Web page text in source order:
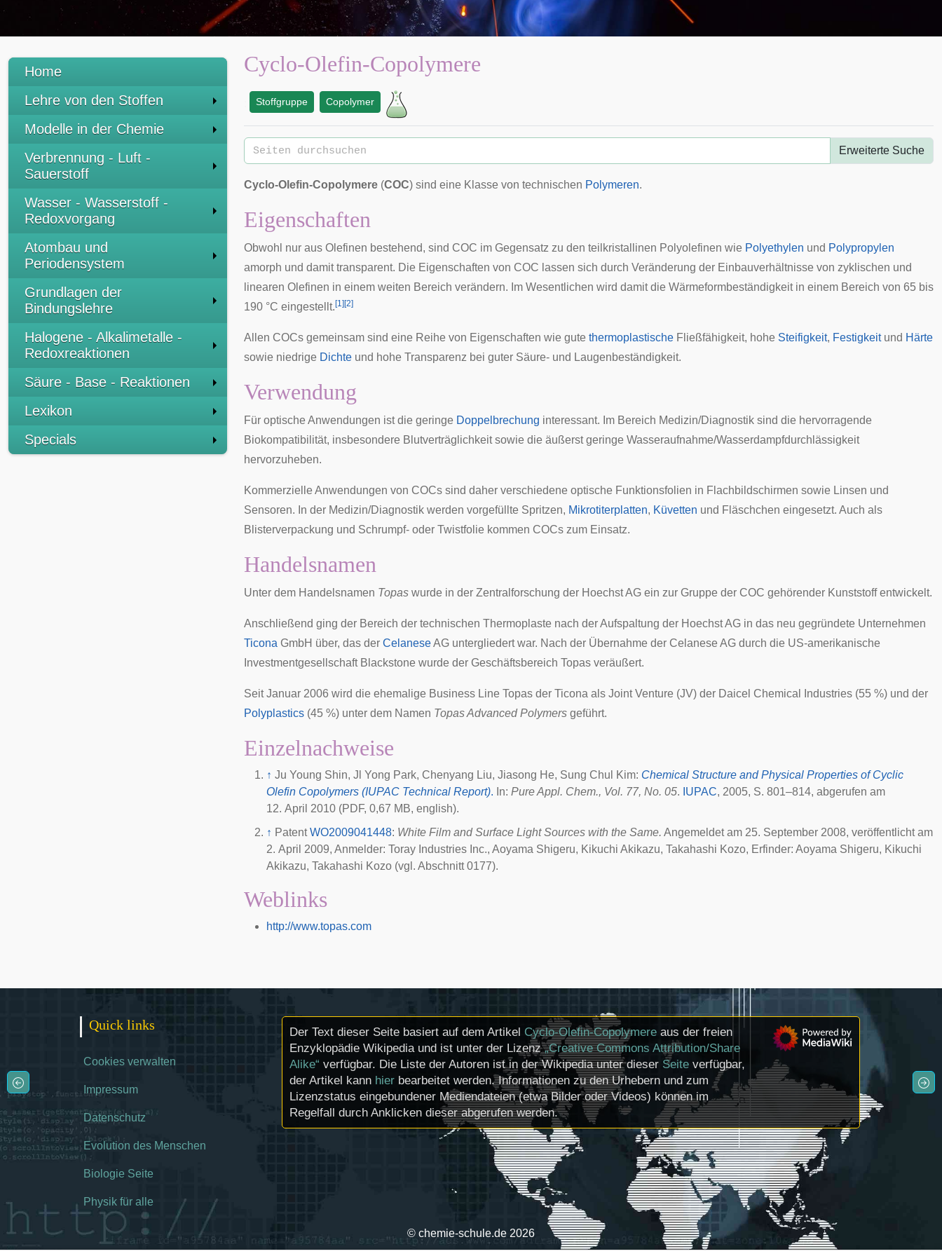
Home
Lehre von den Stoffen
Modelle in der Chemie
Verbrennung - Luft -
Sauerstoff
Wasser - Wasserstoff -
Redoxvorgang
Atombau und
Periodensystem
Grundlagen der
Bindungslehre
Halogene - Alkalimetalle -
Redoxreaktionen
Säure - Base - Reaktionen
Lexikon
Specials
Cyclo-Olefin-Copolymere
Stoffgruppe Copolymer
Erweiterte Suche
Cyclo-Olefin-Copolymere (COC) sind eine Klasse von technischen Polymeren.
Eigenschaften
Obwohl nur aus Olefinen bestehend, sind COC im Gegensatz zu den teilkristallinen Polyolefinen wie Polyethylen und Polypropylen
amorph und damit transparent. Die Eigenschaften von COC lassen sich durch Veränderung der Einbauverhältnisse von zyklischen und
linearen Olefinen in einem weiten Bereich verändern. Im Wesentlichen wird damit die Wärmeformbeständigkeit in einem Bereich von 65 bis
190 °C eingestellt. [1] [2]
Allen COCs gemeinsam sind eine Reihe von Eigenschaften wie gute thermoplastische Fließfähigkeit, hohe Steifigkeit, Festigkeitund Härte
sowie niedrige Dichte und hohe Transparenz bei guter Säure- und Laugenbeständigkeit.
Verwendung
Für optische Anwendungen ist die geringe Doppelbrechung interessant. Im Bereich Medizin/Diagnostik sind die hervorragende
Biokompatibilität, insbesondere Blutverträglichkeitsowie die äußerst geringe Wasseraufnahme/Wasserdampfdurchlässigkeit
hervorzuheben.
Kommerzielle Anwendungen von COCs sind daher verschiedene optische Funktionsfolien in Flachbildschirmen sowie Linsen und
Sensoren. In der Medizin/Diagnostik werden vorgefüllte Spritzen, Mikrotiterplatten, Küvetten und Fläschchen eingesetzt. Auch als
Blisterverpackung und Schrumpf- oder Twistfolie kommen COCs zum Einsatz.
Handelsnamen
Unter dem Handelsnamen Topas wurde in der Zentralforschung der Hoechst AG ein zur Gruppe der COC gehörender Kunststoff entwickelt.
Anschließend ging der Bereich der technischen Thermoplaste nach der Aufspaltung der Hoechst AG in das neu gegründete Unternehmen
Ticona GmbH über, das der CelaneseAG untergliedert war. Nach der Übernahme der Celanese AG durch die US-amerikanische
Investmentgesellschaft Blackstone wurde der Geschäftsbereich Topas veräußert.
Seit Januar 2006 wird die ehemalige Business Line Topas der Ticona als Joint Venture (JV) der Daicel Chemical Industries (55 %) und der
Polyplastics (45 %) unter dem Namen Topas Advanced Polymers geführt.
Einzelnachweise
↑ Ju Young Shin, Jl Yong Park, Chenyang Liu, Jiasong He, Sung Chul Kim: Chemical Structure and Physical Properties of Cyclic
Olefin Copolymers (IUPAC Technical Report). In: Pure Appl. Chem., Vol. 77, No. 05. IUPAC, 2005, S. 801–814, abgerufen am
12. April 2010 (PDF, 0,67 MB, english).
↑ PatentWO2009041448: White Film and Surface Light Sources with the Same. Angemeldet am 25. September 2008, veröffentlicht am
2. April 2009, Anmelder: Toray Industries Inc., Aoyama Shigeru, Kikuchi Akikazu, Takahashi Kozo, Erfinder: Aoyama Shigeru, Kikuchi
Akikazu, Takahashi Kozo (vgl. Abschnitt 0177).
Weblinks
http://www.topas.com
Quick links
Cookies verwalten
Impressum
Datenschutz
Evolution des Menschen
Biologie Seite
Physik für alle
Der Text dieser Seite basiert auf dem Artikel Cyclo-Olefin-Copolymere aus der freien
Enzyklopädie Wikipedia und ist unter der Lizenz„Creative Commons Attribution/Share
Alike“ verfügbar. Die Liste der Autoren ist in der Wikipedia unter dieser Seite verfügbar,
der Artikel kann hier bearbeitet werden. Informationen zu den Urhebern und zum
Lizenzstatus eingebundener Mediendateien (etwa Bilder oder Videos) können im
Regelfall durch Anklicken dieser abgerufen werden.
© chemie-schule.de 2026